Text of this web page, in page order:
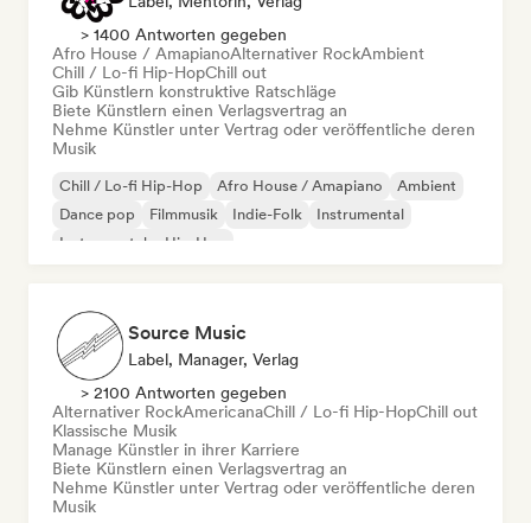
> 1400 Antworten gegeben
Afro House / AmapianoAlternativer RockAmbient
Chill / Lo-fi Hip-HopChill out
Gib Künstlern konstruktive Ratschläge
Biete Künstlern einen Verlagsvertrag an
Nehme Künstler unter Vertrag oder veröffentliche deren
Musik
Chill / Lo-fi Hip-Hop Afro House / Amapiano
Ambient
Dance pop
Filmmusik Indie-Folk
Instrumental
Instrumentaler Hip-Hop
Source Music
Label, Manager, Verlag
> 2100 Antworten gegeben
Alternativer RockAmericanaChill / Lo-fi Hip-HopChill out
Klassische Musik
Manage Künstler in ihrer Karriere
Biete Künstlern einen Verlagsvertrag an
Nehme Künstler unter Vertrag oder veröffentliche deren
Musik